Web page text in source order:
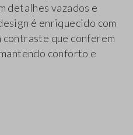
detalhes vazados e
é enriquecido com
contraste que conferem
conforto e